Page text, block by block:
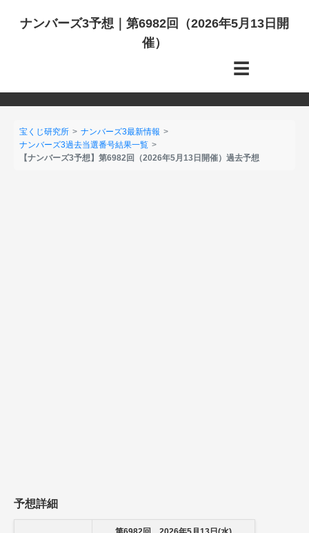
ナンバーズ3予想｜第6982回（2026年5月13日開
催）
☰
宝くじ研究所
ナンバーズ3最新情報
ナンバーズ3過去当選番号結果一覧
【ナンバーズ3予想】第6982回（2026年5月13日開催）過去予想
予想詳細